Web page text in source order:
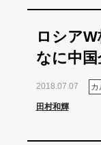
ロシア
なに中
2018.07.07 カ
田村和輝